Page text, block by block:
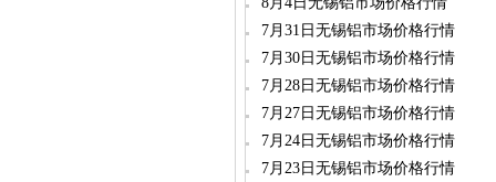
7月31日无锡铝市场价格行情
7月30日无锡铝市场价格行情
7月28日无锡铝市场价格行情
7月27日无锡铝市场价格行情
7月24日无锡铝市场价格行情
7月23日无锡铝市场价格行情